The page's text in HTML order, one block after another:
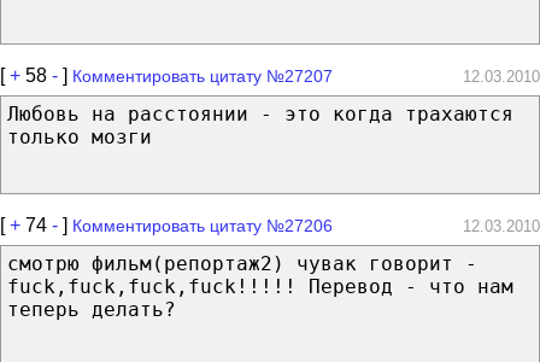
[+ 58 - ] Комментировать цитату №27207 12.03.2010
Любовь на расстоянии - это когда трахаются
только мозги
[+ 74 - ] Комментировать цитату №27206 12.03.2010
смотрю фильм(репортаж2) чувак говорит -
fuck,fuck,fuck,fuck!!!!! Перевод - что нам
теперь делать?